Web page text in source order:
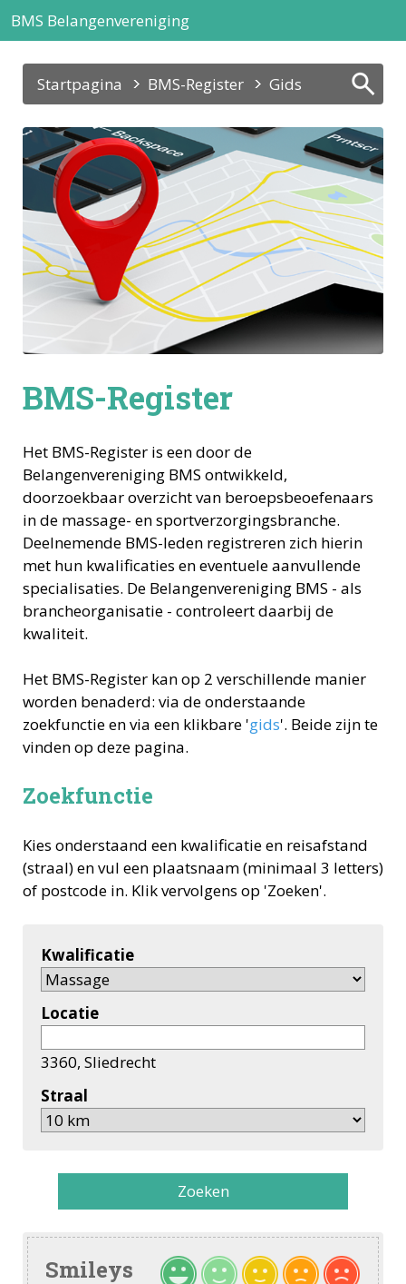
BMS Belangenvereniging
Startpagina BMS-Register Gids
BMS-Register
Het BMS-Register is een door de
Belangenvereniging BMS ontwikkeld,
doorzoekbaar overzicht van beroepsbeoefenaars
in de massage- en sportverzorgingsbranche.
Deelnemende BMS-leden registreren zich hierin
met hun kwalificaties en eventuele aanvullende
specialisaties. De Belangenvereniging BMS - als
brancheorganisatie - controleert daarbij de
kwaliteit.
Het BMS-Register kan op 2 verschillende manier
worden benaderd: via de onderstaande
zoekfunctie en via een klikbare 'gids'. Beide zijn te
vinden op deze pagina.
Zoekfunctie
Kies onderstaand een kwalificatie en reisafstand
(straal) en vul een plaatsnaam (minimaal 3 letters)
of postcode in. Klik vervolgens op 'Zoeken'.
Kwalificatie
Locatie
3360, Sliedrecht
Straal
Zoeken
Smileys